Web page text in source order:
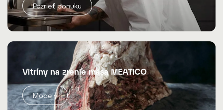
Pozrieť ponuku
Vitríny na zrenie mäsa MEATICO
Modely